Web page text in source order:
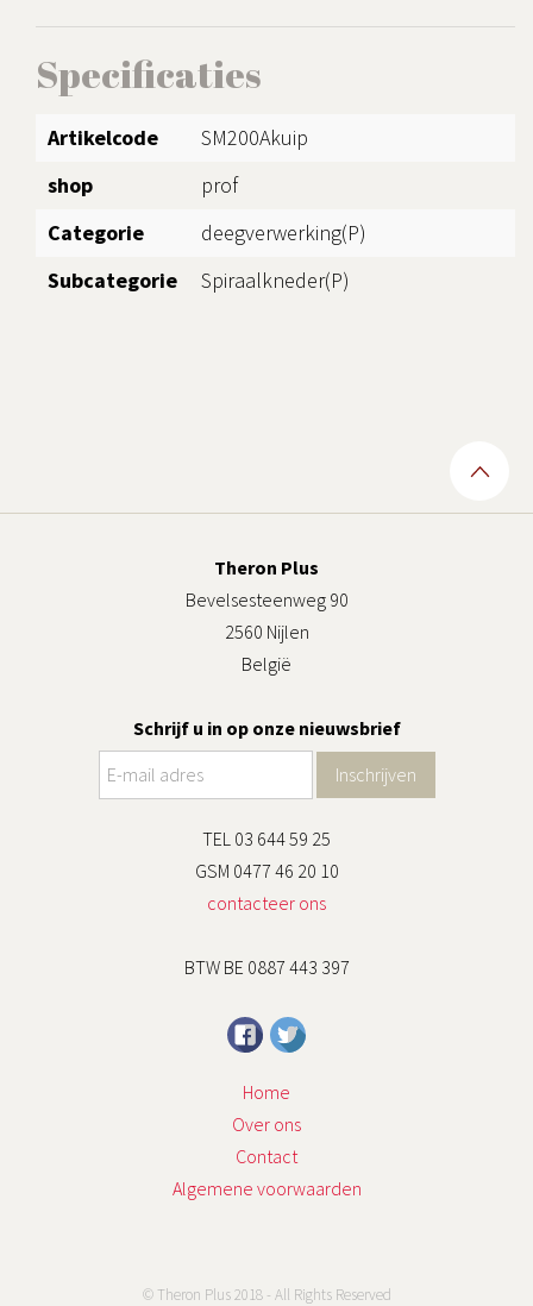
Specificaties
Artikelcode
SM200Akuip
shop
prof
Categorie
deegverwerking(P)
Subcategorie
Spiraalkneder(P)
Theron Plus
Bevelsesteenweg 90
2560 Nijlen
België
Schrijf u in op onze nieuwsbrief
TEL 03 644 59 25
GSM 0477 46 20 10
contacteer ons
BTW BE 0887 443 397
Home
Over ons
Contact
Algemene voorwaarden
© Theron Plus 2018 - All Rights Reserved